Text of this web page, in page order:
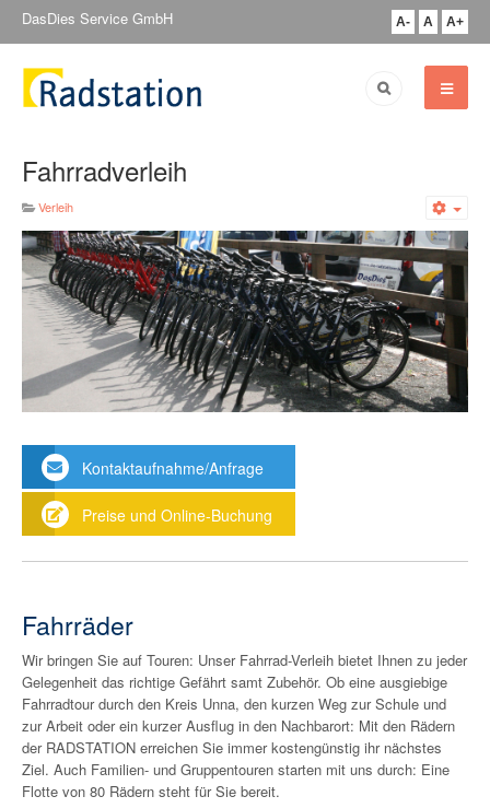
DasDies Service GmbH A- A A+
Fahrradverleih
Verleih
Kontaktaufnahme/Anfrage
Preise und Online-Buchung
Fahrräder
Wir bringen Sie auf Touren: Unser Fahrrad-Verleih bietet Ihnen zu jeder
Gelegenheit das richtige Gefährt samt Zubehör. Ob eine ausgiebige
Fahrradtour durch den Kreis Unna, den kurzen Weg zur Schule und
zur Arbeit oder ein kurzer Ausflug in den Nachbarort: Mit den Rädern
der RADSTATION erreichen Sie immer kostengünstig ihr nächstes
Ziel. Auch Familien- und Gruppentouren starten mit uns durch: Eine
Flotte von 80 Rädern steht für Sie bereit.